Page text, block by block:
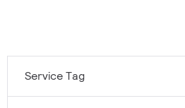
Service Tag